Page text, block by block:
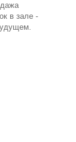
в зале -